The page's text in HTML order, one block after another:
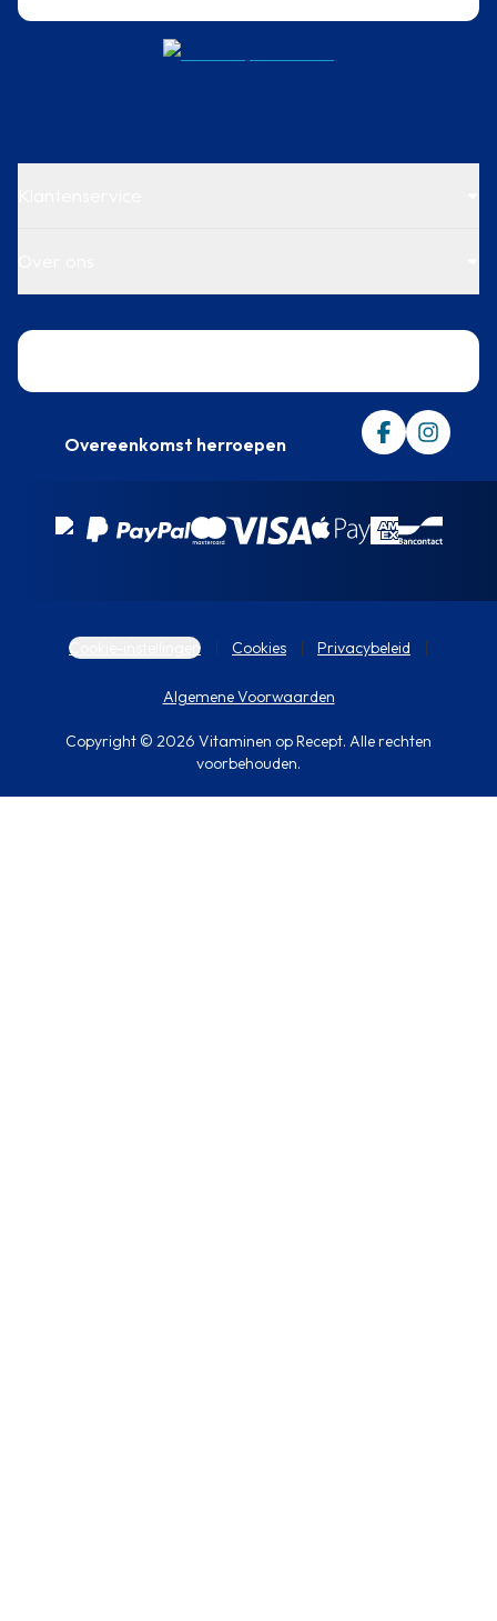
Overeenkomst herroepen
Cookie-instellingen Cookies Privacybeleid
Algemene Voorwaarden
Copyright © 2026 Vitaminen op Recept. Alle rechten
voorbehouden.